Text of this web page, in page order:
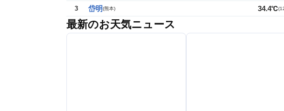
3 岱明(熊本) 34.4℃(
最新のお天気ニュース